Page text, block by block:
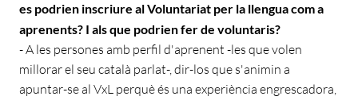
es podrien inscriure al Voluntariat per la llengua com a
aprenents? I als que podrien fer de voluntaris?
- A les persones amb perfil d'aprenent -les que volen
millorar el seu català parlat-, dir-los que s'animin a
apuntar-se al VxL perquè és una experiència engrescadora,